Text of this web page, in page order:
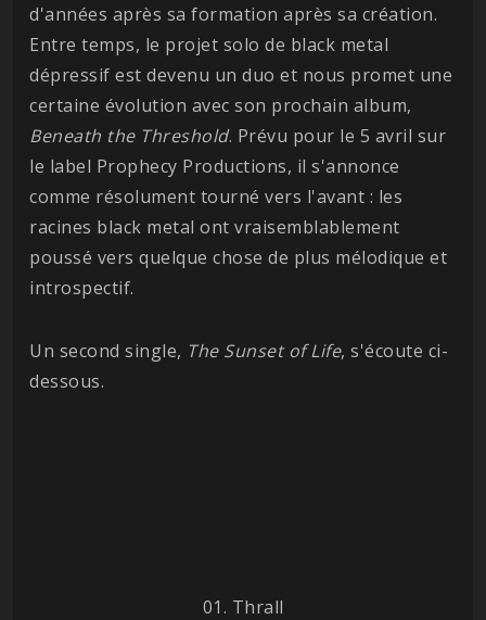
d'années après sa formation après sa création.
Entre temps, le projet solo de black metal
dépressif est devenu un duo et nous promet une
certaine évolution avec son prochain album,
Beneath the Threshold. Prévu pour le 5 avril sur
le label Prophecy Productions, il s'annonce
comme résolument tourné vers l'avant : les
racines black metal ont vraisemblablement
poussé vers quelque chose de plus mélodique et
introspectif.
Un second single, The Sunset of Life, s'écoute ci-
dessous.
01. Thrall